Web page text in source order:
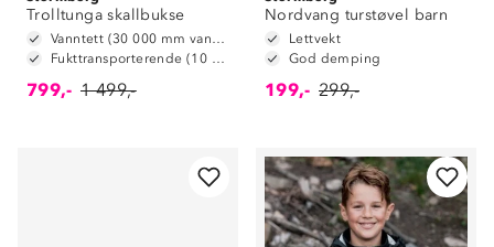
Trolltunga skallbukse
Vanntett (30 000 mm vannsøyle)
Fukttransporterende (10 000 g/m2/24t)
799,- 1 499,-
Nordvang turstøvel barn
Lettvekt
God demping
199,- 299,-